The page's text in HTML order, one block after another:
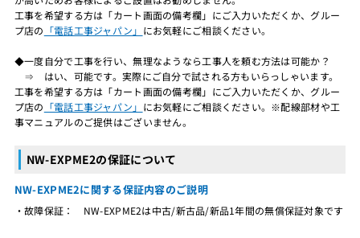
工事を希望する方は「カート画面の備考欄」にご入力いただくか、グルー
プ店の 「電話工事ジャパン」 にお気軽にご相談ください。
◆一度自分で工事を行い、無理なようなら工事人を頼む方法は可能か？
⇒ はい、可能です。実際にご自分で試される方もいらっしゃいます。
工事を希望する方は「カート画面の備考欄」にご入力いただくか、グルー
プ店の 「電話工事ジャパン」 にお気軽にご相談ください。※配線部材や工
事マニュアルのご提供はございません。
NW-EXPME2の保証について
NW-EXPME2に関する保証内容のご説明
・故障保証： NW-EXPME2は中古/新古品/新品1年間の無償保証対象です